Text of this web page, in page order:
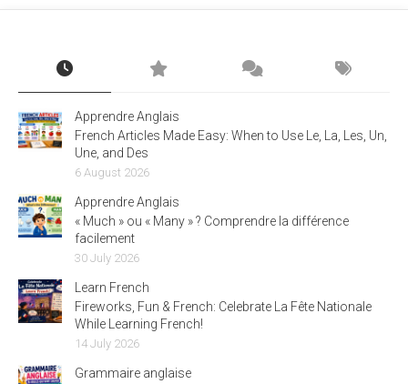
Apprendre Anglais
French Articles Made Easy: When to Use Le, La, Les, Un,
Une, and Des
6 August 2026
Apprendre Anglais
« Much » ou « Many » ? Comprendre la différence
facilement
30 July 2026
Learn French
Fireworks, Fun & French: Celebrate La Fête Nationale
While Learning French!
14 July 2026
Grammaire anglaise